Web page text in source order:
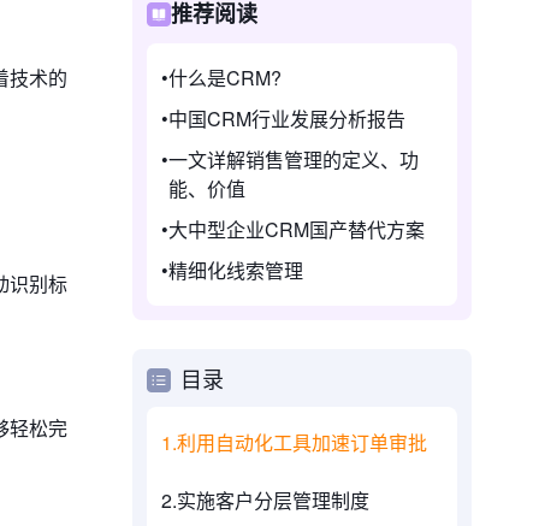
技术的
识别标
轻松完
推荐阅读
什么是CRM?
中国CRM行业发展分析报告
一文详解销售管理的定义、功
能、价值
大中型企业CRM国产替代方案
精细化线索管理
目录
1.利用自动化工具加速订单审批
2.实施客户分层管理制度